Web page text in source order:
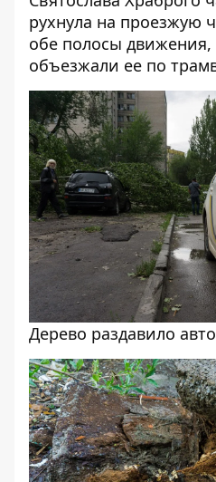
рухнула на проезжую
обе полосы движения,
объезжали ее по
Дерево раздавило